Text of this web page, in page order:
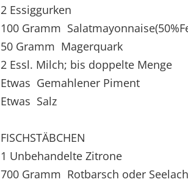
2 Essiggurken
100 Gramm
50 Gramm Magerquark
2 Essl. Milch; bis doppelte Menge
Etwas Gemahlener Piment
Etwas Salz
FISCHSTÄBCHEN
1 Unbehandelte Zitrone
700 Gramm Rotbarsch oder